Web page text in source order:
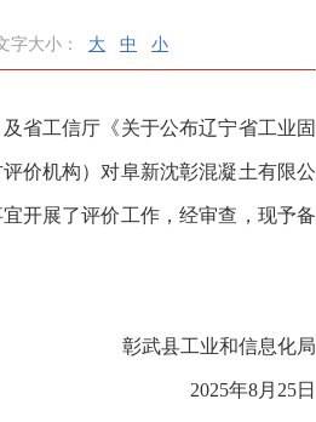
字大小： 大 中 小
省工信厅《关于公布辽宁省工业固
价机构）对阜新沈彰混凝土有限公
开展了评价工作，经审查，现予备
彰武县工业和信息化局
2025年8月25日